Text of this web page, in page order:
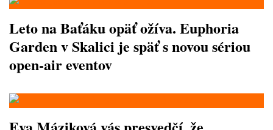
Leto na Baťáku opäť ožíva. Euphoria
Garden v Skalici je späť s novou sériou
open-air eventov